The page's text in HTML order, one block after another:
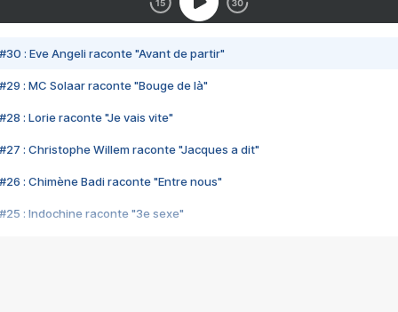
#30 : Eve Angeli raconte "Avant de partir"
#29 : MC Solaar raconte "Bouge de là"
#28 : Lorie raconte "Je vais vite"
#27 : Christophe Willem raconte "Jacques a dit"
#26 : Chimène Badi raconte "Entre nous"
#25 : Indochine raconte "3e sexe"